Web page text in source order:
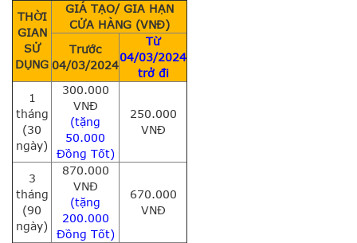
THỜI
GIAN
SỬ
DỤNG
GIÁ TẠO/ GIA HẠN
CỬA HÀNG (VNĐ)
Trước
04/03/2024
Từ
04/03/2024
trở đi
1
tháng
(30
ngày)
300.000
VNĐ
(tặng
50.000
Đồng Tốt)
250.000
VNĐ
3
tháng
(90
ngày)
870.000
VNĐ
(tặng
200.000
Đồng Tốt)
670.000
VNĐ